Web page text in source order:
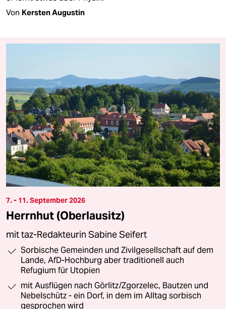
Von Kersten Augustin
7. - 11. September 2026
Herrnhut (Oberlausitz)
mit taz-Redakteurin Sabine Seifert
Sorbische Gemeinden und Zivilgesellschaft auf dem
Lande, AfD-Hochburg aber traditionell auch
Refugium für Utopien
mit Ausflügen nach Görlitz/Zgorzelec, Bautzen und
Nebelschütz - ein Dorf, in dem im Alltag sorbisch
gesprochen wird